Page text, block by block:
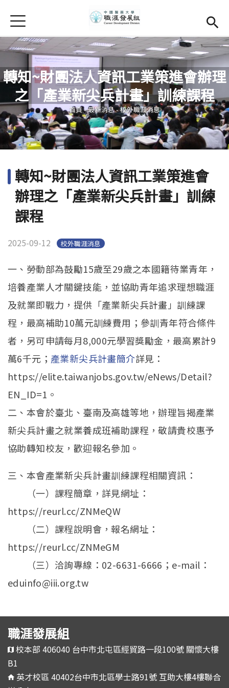
首頁
學務處首頁(link is external)
Open submenu (關於我們)
關於我們
Open submenu (職涯輔導)
職涯輔導
Open submenu (就業調查)
就業調查
活動集錦
相關連結
English
Jump to Navigation
Jump to Main content
轉知~財團法人資訊工業策進會辦理
之「產業新尖兵計畫」訓練課程
您在這裡
首頁-最新消息-校外職涯消息
轉知~財團法人資訊工業策進會
辦理之「產業新尖兵計畫」訓練
課程
2025-09-12 校外職涯消息
一、勞動部為鼓勵15歲至29歲之本國籍待業青年，
培養產業人才關鍵技能，並協助青年追求理想職涯
及就業即戰力，提供「產業新尖兵計畫」訓練課
程，最高補助10萬元訓練費用；參訓青年符合條件
者，另可申請每月8,000元學習獎勵金，最高累計9
萬6千元； 產業新尖兵計畫簡介詳見：
https://elite.taiwanjobs.gov.tw/eNews/Detail?
EN_ID=1。
二、本會於臺北、臺南及高雄等地，辦理旨揭產業
新尖兵計畫之就業養成班補助課程，敬請貴校惠予
協助轉知校友，歡迎報名參加。
三、本會產業新尖兵計畫訓練課程相關資訊：
（一）課程簡章，詳見網址：
https://reurl.cc/ZNMeQW
（二）課程說明會，報名網址：
https://reurl.cc/ZNMeGM
（三）洽詢專線：02-6631-6666；e-mail：
eduinfo@iii.org.tw
職涯發展組
校本部 406040 台中市北屯區經貿路一段100號 關懷大樓
B1
英才校區 40402台中市北區學士路91號 互助大樓4樓聯合